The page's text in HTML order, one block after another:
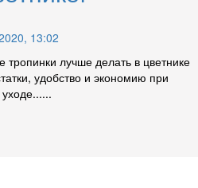
13:02
тропинки лучше делать в цветнике
удобство и экономию при
уходе......